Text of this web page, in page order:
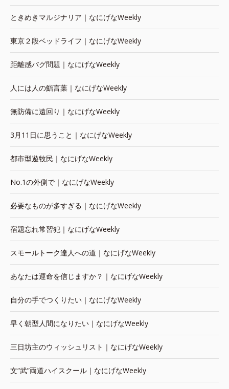
ときめきマルジナリア｜なにげなWeekly
東京２段ベッドライフ｜なにげなWeekly
距離感バグ問題｜なにげなWeekly
人には人の鮨言葉｜なにげなWeekly
無防備に遠回り｜なにげなWeekly
3月11日に思うこと｜なにげなWeekly
都市型遊牧民｜なにげなWeekly
No.1の外側で｜なにげなWeekly
必要なものが多すぎる｜なにげなWeekly
宿題忘れ常習犯｜なにげなWeekly
スモールトーク達人への道｜なにげなWeekly
あなたは運命を信じますか？｜なにげなWeekly
自分の手でつくりたい｜なにげなWeekly
早く朝型人間になりたい｜なにげなWeekly
三日坊主のウィッシュリスト｜なにげなWeekly
文“武”両道ハイスクール｜なにげなWeekly